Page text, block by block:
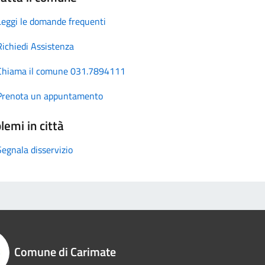
le domande frequenti
Assistenza
il comune 031.7894111
un appuntamento
in città
disservizio
Comune di Carimate